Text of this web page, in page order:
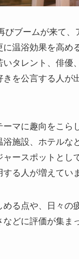
びブームが来て、
に温浴効果を高め
いタレント、俳優
を公言する人が
ーマに趣向をこら
浴施設、ホテルな
ースポット とし
る人が増えてい
める点や、日々の
などに評価が集ま